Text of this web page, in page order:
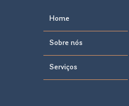
Declaração de
Renda 2025:
Home
Sobre nós
Serviços